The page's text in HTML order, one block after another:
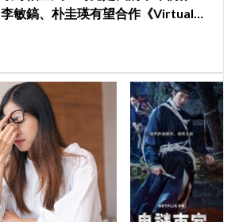
李敏鎬、朴圭瑛有望合作《Virtual